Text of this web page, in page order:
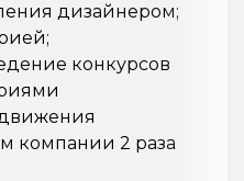
дизайнером;
конкурсов
компании 2 раза